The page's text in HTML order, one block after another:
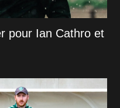
pour Ian Cathro et